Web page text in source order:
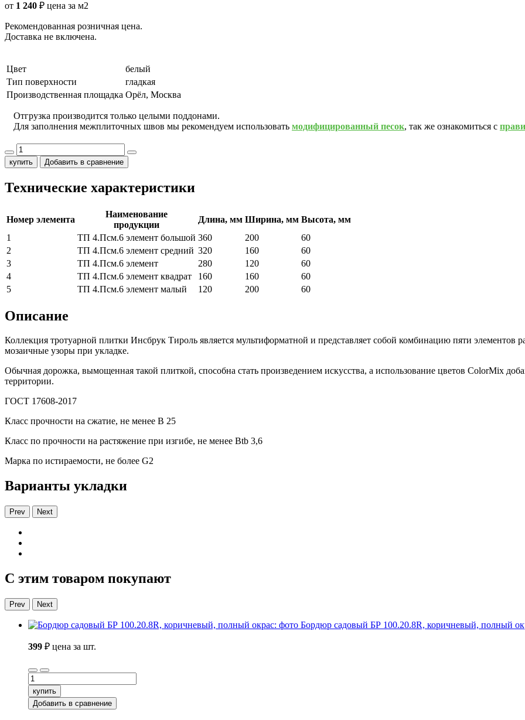
от 1 240 ₽ цена за м2
Рекомендованная розничная цена.
Доставка не включена.
Цвет
белый
Тип поверхности
гладкая
Производственная площадка Орёл, Москва
Отгрузка производится только целыми поддонами.
Для заполнения межплиточных швов мы рекомендуем использовать модифицированный песок, так же ознакомиться с
купить Добавить в сравнение
Технические характеристики
Номер элемента
Наименование
продукции
Длина, мм Ширина, мм Высота, мм
1
ТП 4.Псм.6 элемент большой 360 200
60
2
ТП 4.Псм.6 элемент средний 320 160
60
3
ТП 4.Псм.6 элемент 280 120
60
4
ТП 4.Псм.6 элемент квадрат 160 160
60
5
ТП 4.Псм.6 элемент малый 120 200 60
Описание
Коллекция тротуарной плитки Инсбрук Тироль является мультиформатной и представляет собой комбинацию пяти элементов
мозаичные узоры при укладке.
Обычная дорожка, вымощенная такой плиткой, способна стать произведением искусства, а использование цветов ColorMix
территории.
ГОСТ 17608-2017
Класс прочности на сжатие, не менее В 25
Класс по прочности на растяжение при изгибе, не менее Вtb 3,6
Марка по истираемости, не более G2
Варианты укладки
Prev Next
С этим товаром покупают
Prev Next
Бордюр садовый БР 100.20.8R, коричневый, полный
399 ₽ цена за шт.
купить
Добавить в сравнение